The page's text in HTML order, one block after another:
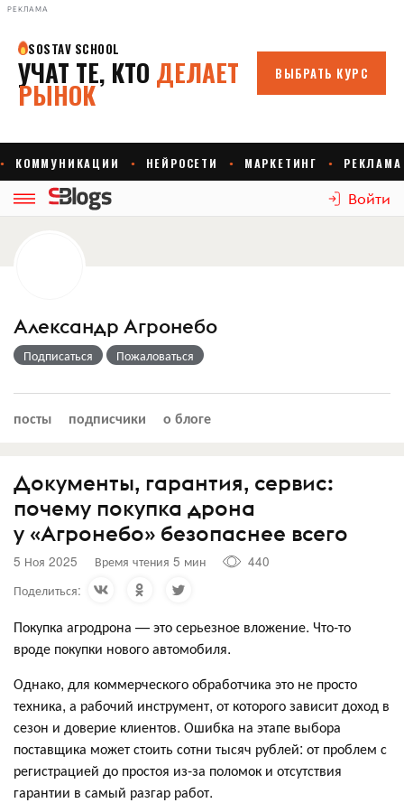
РЕКЛАМА
Войти
Александр Агронебо
Подписаться Пожаловаться
посты подписчики о блоге
Документы, гарантия, сервис:
почему покупка дрона
у «Агронебо» безопаснее всего
5 Ноя 2025 Время чтения 5 мин
440
Поделиться:
Покупка агродрона — это серьезное вложение. Что-то
вроде покупки нового автомобиля.
Однако, для коммерческого обработчика это не просто
техника, а рабочий инструмент, от которого зависит доход в
сезон и доверие клиентов. Ошибка на этапе выбора
поставщика может стоить сотни тысяч рублей: от проблем с
регистрацией до простоя из-за поломок и отсутствия
гарантии в самый разгар работ.